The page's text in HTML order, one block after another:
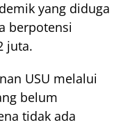
yang diduga
berpotensi
juta.
USU melalui
belum
tidak ada